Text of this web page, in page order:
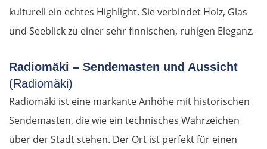
kulturell ein echtes Highlight. Sie verbindet Holz, Glas
und Seeblick zu einer sehr finnischen, ruhigen Eleganz.
Radiomäki – Sendemasten und Aussicht
(Radiomäki)
Radiomäki ist eine markante Anhöhe mit historischen
Sendemasten, die wie ein technisches Wahrzeichen
über der Stadt stehen. Der Ort ist perfekt für einen
Cluj-Napoca
Sibiu
Pitești